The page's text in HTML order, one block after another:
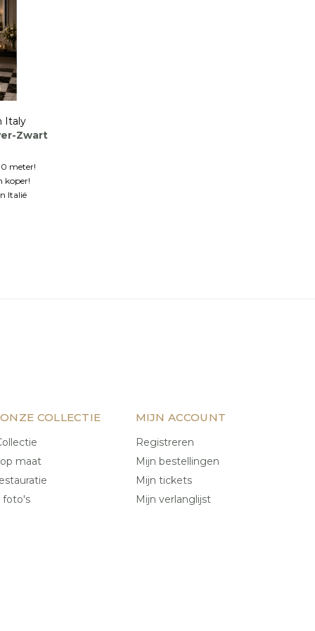
Italy
Zwart
meter!
koper!
Italië
COLLECTIE
maat
foto's
MIJN ACCOUNT
Registreren
Mijn bestellingen
Mijn tickets
Mijn verlanglijst